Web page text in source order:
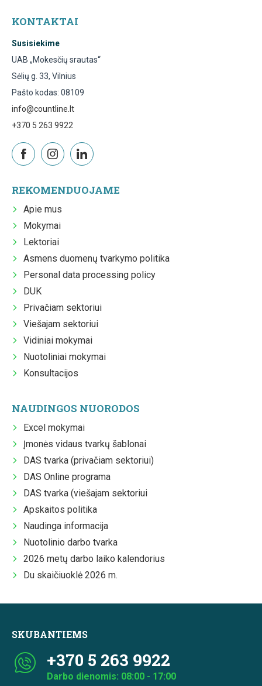
KONTAKTAI
Susisiekime
UAB „Mokesčių srautas“
Sėlių g. 33, Vilnius
Pašto kodas: 08109
info@countline.lt
+370 5 263 9922
REKOMENDUOJAME
Apie mus
Mokymai
Lektoriai
Asmens duomenų tvarkymo politika
Personal data processing policy
DUK
Privačiam sektoriui
Viešajam sektoriui
Vidiniai mokymai
Nuotoliniai mokymai
Konsultacijos
NAUDINGOS NUORODOS
Excel mokymai
Įmonės vidaus tvarkų šablonai
DAS tvarka (privačiam sektoriui)
DAS Online programa
DAS tvarka (viešajam sektoriui
Apskaitos politika
Naudinga informacija
Nuotolinio darbo tvarka
2026 metų darbo laiko kalendorius
Du skaičiuoklė 2026 m.
SKUBANTIEMS
+370 5 263 9922
Darbo dienomis: 08:00 - 17:00